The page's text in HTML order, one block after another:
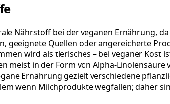
Nährstoff bei der veganen Ernährung,
geeignete Quellen oder angereicherte
wird als tierisches – bei veganer Kost
meist in der Form von Alpha-
Ernährung gezielt verschiedene
wenn Milchprodukte wegfallen; daher